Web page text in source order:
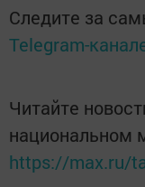
Следите за
Telegram-
Читайте
национальном
https://max.ru/